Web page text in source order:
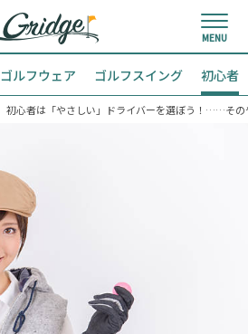
ゴルフウェア ゴルフスイング 初心者
初心者は「やさしい」ドライバーを選ぼう！……その